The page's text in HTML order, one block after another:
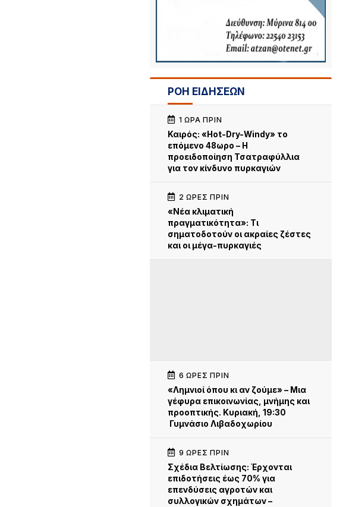
ΡΟΗ ΕΙΔΗΣΕΩΝ
1 ΏΡΑ ΠΡΙΝ
Καιρός: «Hot-Dry-Windy» το
επόμενο 48ωρο – Η
προειδοποίηση Τσατραφύλλια
για τον κίνδυνο πυρκαγιών
2 ΏΡΕΣ ΠΡΙΝ
«Νέα κλιματική
πραγματικότητα»: Τι
σηματοδοτούν οι ακραίες ζέστες
και οι μέγα-πυρκαγιές
6 ΏΡΕΣ ΠΡΙΝ
«Λημνιοί όπου κι αν ζούμε» – Μια
γέφυρα επικοινωνίας, μνήμης και
προοπτικής. Κυριακή, 19:30
Γυμνάσιο Λιβαδοχωρίου
9 ΏΡΕΣ ΠΡΙΝ
Σχέδια Βελτίωσης: Έρχονται
επιδοτήσεις έως 70% για
επενδύσεις αγροτών και
συλλογικών σχημάτων –